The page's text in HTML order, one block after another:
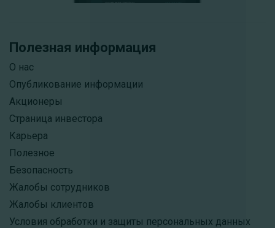
Полезная информация
О нас
Опубликование информации
Акционеры
Страница инвестора
Карьера
Полезное
Безопасность
Жалобы сотрудников
Жалобы клиентов
Условия обработки и защиты персональных данных